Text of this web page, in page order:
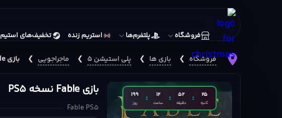
فروشگاه پلتفرم‌ها استریم زنده تخفیف‌های استیم
فروشگاه ❯ بازی ها ❯ پلی استیشن 5 ❯ ماجراجویی ❯ بازی Fable نسخه PS5
199
روز : 12
ساعت : 52
دقیقه : 24
ثانیه
بازی Fable نسخه PS5
Fable PS5